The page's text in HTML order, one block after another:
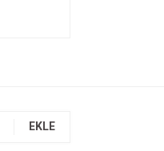
EKLE